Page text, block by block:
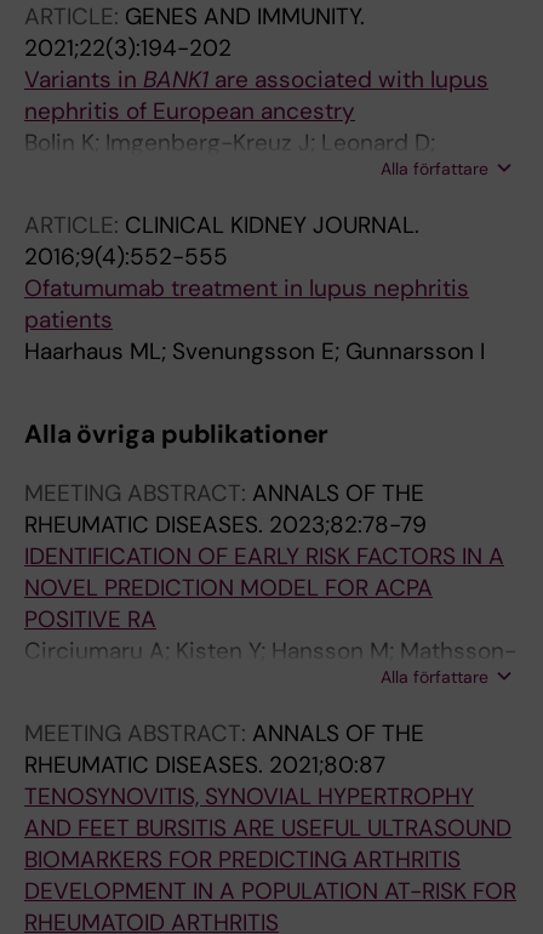
J; Klareskog L; Groenwall C; Rethi B; Catrina A;
Malmstrom V
ARTICLE: GENES AND IMMUNITY.
2021;22(3):194-202
Variants in BANK1 are associated with lupus
nephritis of European ancestry
Bolin K; Imgenberg-Kreuz J; Leonard D;
Sandling JK; Alexsson A; Pucholt P; Haarhaus
Bengtsson AA; Rantapaa-Dahlqvist S;
Svenungsson E; Gunnarsson I; Syvanen A-C;
Lerang K; Troldborg A; Voss A; Molberg O;
Jacobsen S; Criswell L; Ronnblom L; Nordmark
G
Alla författare
ARTICLE: CLINICAL KIDNEY JOURNAL.
2016;9(4):552-555
Ofatumumab treatment in lupus nephritis
patients
Haarhaus ML; Svenungsson E; Gunnarsson I
Alla övriga publikationer
MEETING ABSTRACT: ANNALS OF THE
RHEUMATIC DISEASES. 2023;82:78-79
IDENTIFICATION OF EARLY RISK FACTORS IN A
NOVEL PREDICTION MODEL FOR ACPA
POSITIVE RA
Circiumaru A; Kisten Y; Hansson M; Mathsson-
Alm L; Joshua V; Wahamaa H; Haarhaus ML;
H; Af Klint E; Antovic A; Rethi B; Catrina A;
Hensvold A
Alla författare
MEETING ABSTRACT: ANNALS OF THE
RHEUMATIC DISEASES. 2021;80:87
TENOSYNOVITIS, SYNOVIAL HYPERTROPHY
AND FEET BURSITIS ARE USEFUL ULTRASOUND
BIOMARKERS FOR PREDICTING ARTHRITIS
DEVELOPMENT IN A POPULATION AT-RISK FOR
RHEUMATOID ARTHRITIS